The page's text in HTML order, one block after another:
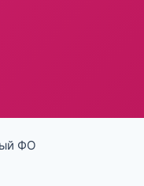
ФО